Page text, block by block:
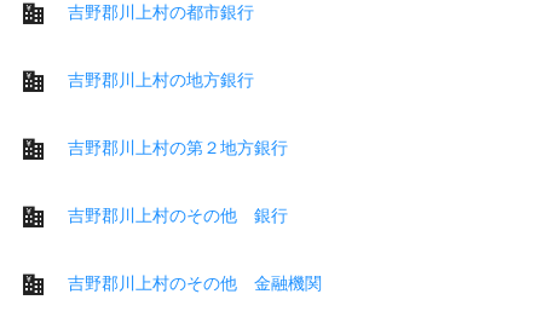
吉野郡川上村の都市銀行
吉野郡川上村の地方銀行
吉野郡川上村の第２地方銀行
吉野郡川上村のその他 銀行
吉野郡川上村のその他 金融機関